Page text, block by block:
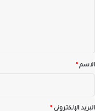
*الاسم*
البريد الإلكتروني*